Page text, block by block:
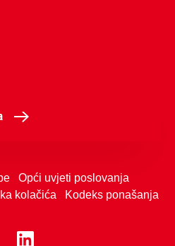
Opći uvjeti poslovanja
kolačića Kodeks ponašanja